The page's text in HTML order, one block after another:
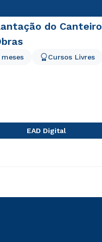
do Canteiro
Cursos Livres
EAD Digital